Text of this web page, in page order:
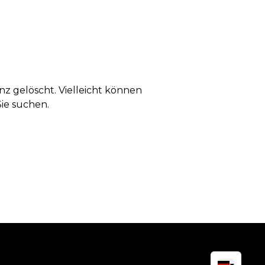
gelöscht. Vielleicht können
suchen.